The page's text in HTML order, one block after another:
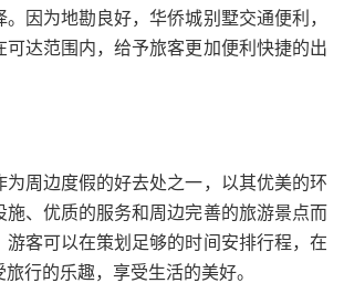
因为地勘良好，华侨城别墅交通便利，
可达范围内，给予旅客更加便利快捷的出
为周边度假的好去处之一，以其优美的环
施、优质的服务和周边完善的旅游景点而
游客可以在策划足够的时间安排行程，在
行的乐趣，享受生活的美好。